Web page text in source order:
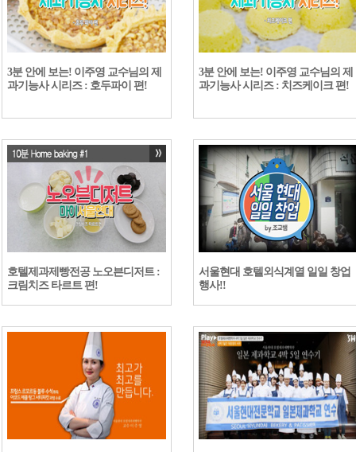
3분 안에 보는! 이주영 교수님의 제
과기능사 시리즈 : 호두파이 편!
3분 안에 보는! 이주영 교수님의 제
과기능사 시리즈 : 치즈케이크 편!
호텔제과제빵전공 노오븐디저트 :
크림치즈 타르트 편!
서울현대 호텔외식계열 일일 창업
행사!!